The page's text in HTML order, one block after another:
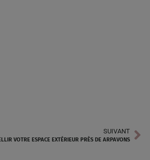
SUIVANT
VOTRE ESPACE EXTÉRIEUR PRÈS DE ARPAVONS